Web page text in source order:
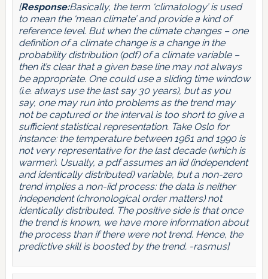
[Response:Basically, the term ‘climatology’ is used
to mean the ‘mean climate’ and provide a kind of
reference level. But when the climate changes – one
definition of a climate change is a change in the
probability distribution (pdf) of a climate variable –
then it’s clear that a given base line may not always
be appropriate. One could use a sliding time window
(i.e. always use the last say 30 years), but as you
say, one may run into problems as the trend may
not be captured or the interval is too short to give a
sufficient statistical representation. Take Oslo for
instance: the temperature between 1961 and 1990 is
not very representative for the last decade (which is
warmer). Usually, a pdf assumes an iid (independent
and identically distributed) variable, but a non-zero
trend implies a non-iid process: the data is neither
independent (chronological order matters) not
identically distributed. The positive side is that once
the trend is known, we have more information about
the process than if there were not trend. Hence, the
predictive skill is boosted by the trend. -rasmus]